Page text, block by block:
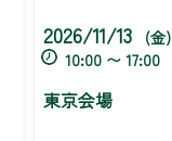
2026/11/13
(金)
10:00 〜 17:00
東京会場